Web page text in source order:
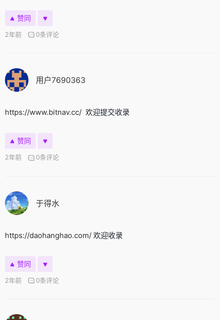
赞同
2年前 0条评论
用户7690363
https://www.bitnav.cc/ 欢迎提交收录
赞同
2年前 0条评论
于得水
https://daohanghao.com/ 欢迎收录
赞同
2年前 0条评论